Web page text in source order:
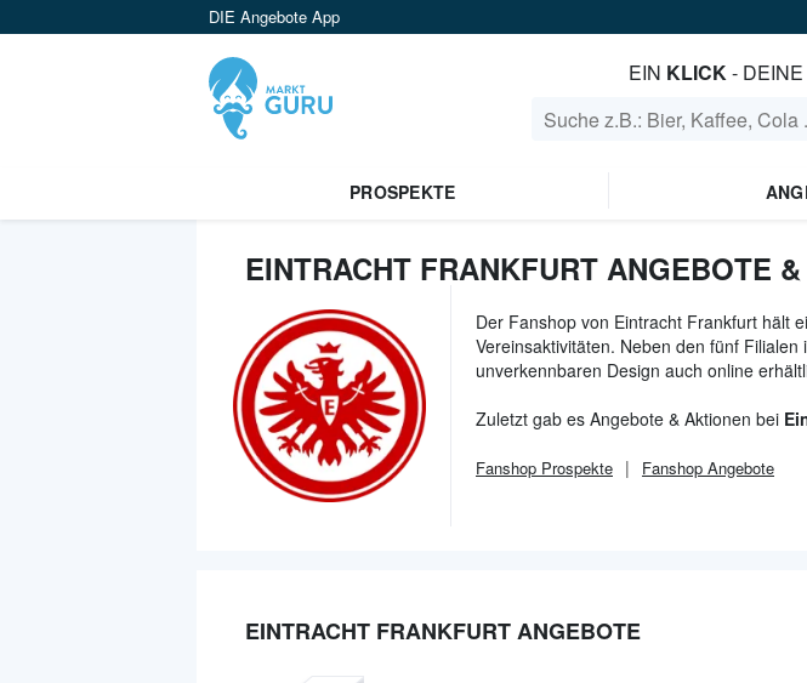
DIE Angebote App
EIN KLICK- DEINE
PROSPEKTE
EINTRACHT FRANKFURT ANGEBOTE
Der Fanshop von Eintracht Frankfurt hält
Vereinsaktivitäten. Neben den fünf
unverkennbaren Design auch online
Zuletzt gab es Angebote & Aktionen bei
Fanshop Prospekte Fanshop Angebote
EINTRACHT FRANKFURT ANGEBOTE